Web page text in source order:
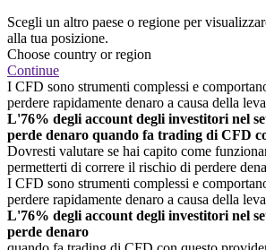
Scegli un altro paese o regione per
alla tua posizione.
Choose country or region
Continue
I CFD sono strumenti complessi e
perdere rapidamente denaro a causa della
L'76% degli account degli investitori nel
perde denaro quando fa trading di CFD
Dovresti valutare se hai capito come
permetterti di correre il rischio di perdere
I CFD sono strumenti complessi e
perdere rapidamente denaro a causa della
L'76% degli account degli investitori nel
perde denaro